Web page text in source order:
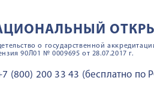
о государственной
90Л01 № 0009695 от 28.07.2017 г.
(800) 200 33 43 (бесплатно по